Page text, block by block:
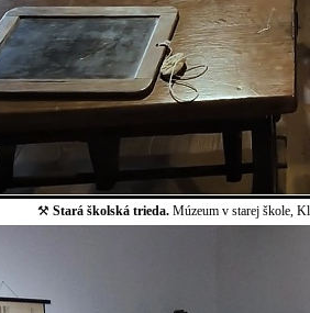
⚒ Stará školská trieda. Múzeum v starej škole,